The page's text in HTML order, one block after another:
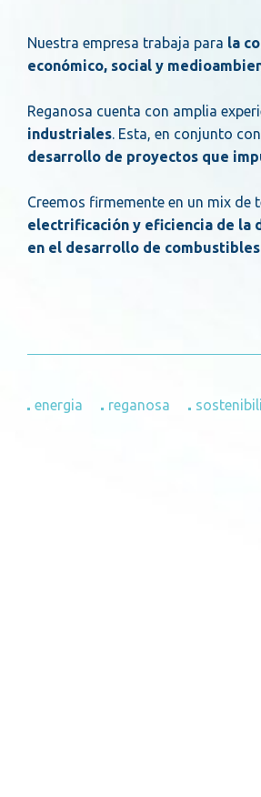
Nuestra empresa trabaja para la
económico, social y
Reganosa cuenta con amplia
industriales. Esta, en conjunto
desarrollo de proyectos que
Creemos firmemente en un mix
electrificación y eficiencia de la
en el desarrollo de
energia reganosa